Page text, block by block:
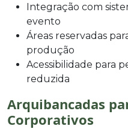
Integração com
evento
Áreas reservadas
produção
Acessibilidade para
reduzida
Arquibancadas
Corporativos